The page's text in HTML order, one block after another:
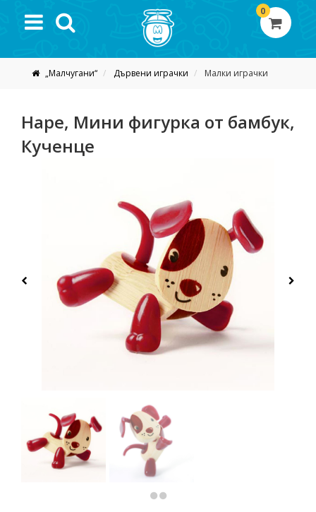
0
„Малчугани“ Дървени играчки Малки играчки
Hape, Мини фигурка от бамбук,
Кученце